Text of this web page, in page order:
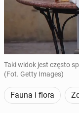
Taki widok jest często
(Fot. Getty Images)
Fauna i flora